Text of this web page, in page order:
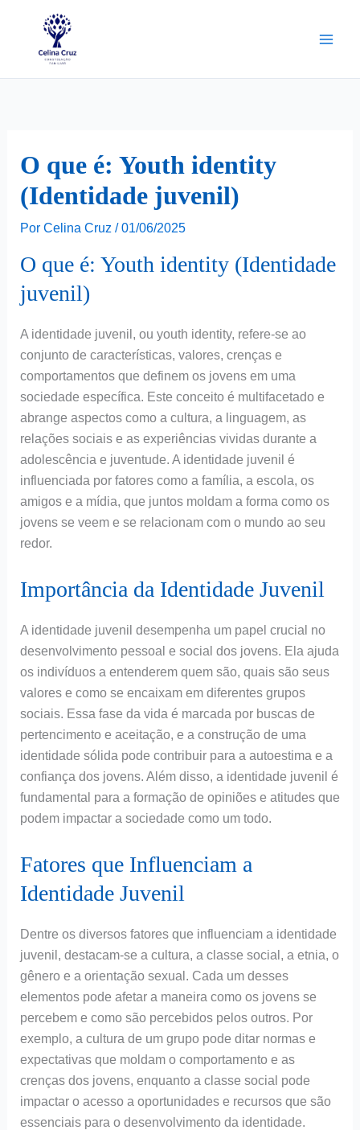
O que é: Youth identity
(Identidade juvenil)
Por Celina Cruz / 01/06/2025
O que é: Youth identity (Identidade
juvenil)
A identidade juvenil, ou youth identity, refere-se ao
conjunto de características, valores, crenças e
comportamentos que definem os jovens em uma
sociedade específica. Este conceito é multifacetado e
abrange aspectos como a cultura, a linguagem, as
relações sociais e as experiências vividas durante a
adolescência e juventude. A identidade juvenil é
influenciada por fatores como a família, a escola, os
amigos e a mídia, que juntos moldam a forma como os
jovens se veem e se relacionam com o mundo ao seu
redor.
Importância da Identidade Juvenil
A identidade juvenil desempenha um papel crucial no
desenvolvimento pessoal e social dos jovens. Ela ajuda
os indivíduos a entenderem quem são, quais são seus
valores e como se encaixam em diferentes grupos
sociais. Essa fase da vida é marcada por buscas de
pertencimento e aceitação, e a construção de uma
identidade sólida pode contribuir para a autoestima e a
confiança dos jovens. Além disso, a identidade juvenil é
fundamental para a formação de opiniões e atitudes que
podem impactar a sociedade como um todo.
Fatores que Influenciam a
Identidade Juvenil
Dentre os diversos fatores que influenciam a identidade
juvenil, destacam-se a cultura, a classe social, a etnia, o
gênero e a orientação sexual. Cada um desses
elementos pode afetar a maneira como os jovens se
percebem e como são percebidos pelos outros. Por
exemplo, a cultura de um grupo pode ditar normas e
expectativas que moldam o comportamento e as
crenças dos jovens, enquanto a classe social pode
impactar o acesso a oportunidades e recursos que são
essenciais para o desenvolvimento da identidade.